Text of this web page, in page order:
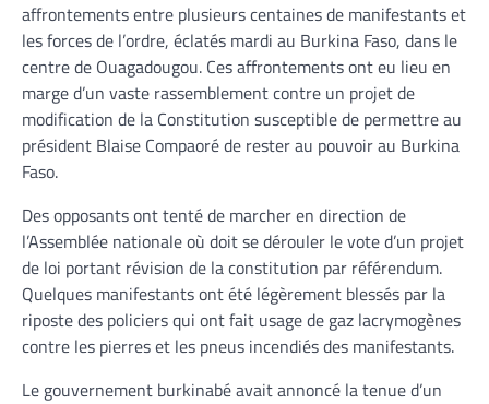
affrontements entre plusieurs centaines de manifestants et
les forces de l’ordre, éclatés mardi au Burkina Faso, dans le
centre de Ouagadougou. Ces affrontements ont eu lieu en
marge d’un vaste rassemblement contre un projet de
modification de la Constitution susceptible de permettre au
président Blaise Compaoré de rester au pouvoir au Burkina
Faso.
Des opposants ont tenté de marcher en direction de
l’Assemblée nationale où doit se dérouler le vote d’un projet
de loi portant révision de la constitution par référendum.
Quelques manifestants ont été légèrement blessés par la
riposte des policiers qui ont fait usage de gaz lacrymogènes
contre les pierres et les pneus incendiés des manifestants.
Le gouvernement burkinabé avait annoncé la tenue d’un